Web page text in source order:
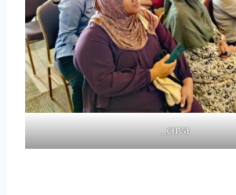
_cuva